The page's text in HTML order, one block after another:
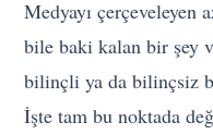
Medyayı çerçeveleyen
bile baki kalan bir şey
bilinçli ya da bilinçsiz
İşte tam bu noktada